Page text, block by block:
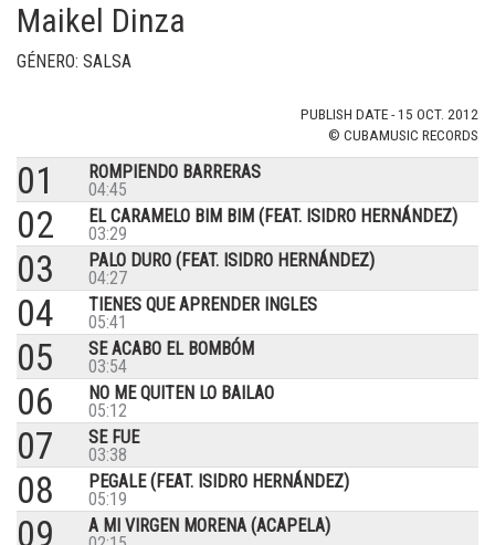
Maikel Dinza
GÉNERO: SALSA
PUBLISH DATE - 15 OCT. 2012
© CUBAMUSIC RECORDS
01
ROMPIENDO BARRERAS
04:45
02
EL CARAMELO BIM BIM (FEAT. ISIDRO HERNÁNDEZ)
03:29
03
PALO DURO (FEAT. ISIDRO HERNÁNDEZ)
04:27
04
TIENES QUE APRENDER INGLES
05:41
05
SE ACABO EL BOMBÓM
03:54
06
NO ME QUITEN LO BAILAO
05:12
07
SE FUE
03:38
08
PEGALE (FEAT. ISIDRO HERNÁNDEZ)
05:19
09
A MI VIRGEN MORENA (ACAPELA)